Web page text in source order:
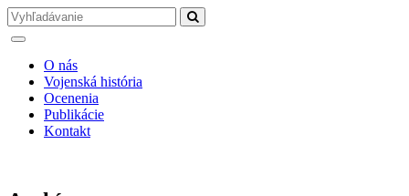
O nás
Vojenská história
Ocenenia
Publikácie
Kontakt